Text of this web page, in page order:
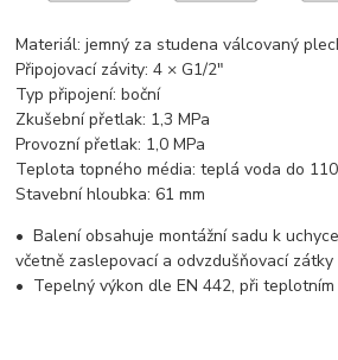
Materiál:jemný za studena válcovaný
Připojovací závity: 4 × G1/2"
Typ připojení: boční
Zkušební přetlak: 1,3 MPa
Provozní přetlak: 1,0 MPa
Teplota topného média: teplá voda do
Stavební hloubka: 61 mm
• Balení obsahuje montážní sadu k
včetně zaslepovací a odvzdušňovací zátky
• Tepelný výkon dle EN 442, při